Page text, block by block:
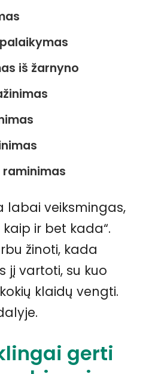
iš žarnyno
labai veiksmingas,
ir bet kada“.
žinoti, kada
jį vartoti, su kuo
klaidų vengti.
gerti